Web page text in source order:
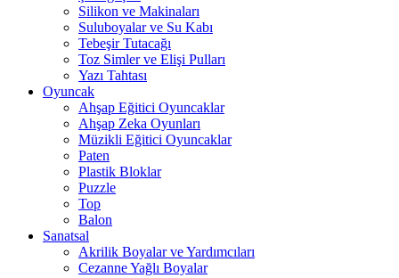
Silikon ve Makinaları
Suluboyalar ve Su Kabı
Tebeşir Tutacağı
Toz Simler ve Elişi Pulları
Yazı Tahtası
Oyuncak
Ahşap Eğitici Oyuncaklar
Ahşap Zeka Oyunları
Müzikli Eğitici Oyuncaklar
Paten
Plastik Bloklar
Puzzle
Top
Balon
Sanatsal
Akrilik Boyalar ve Yardımcıları
Cezanne Yağlı Boyalar